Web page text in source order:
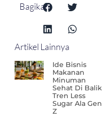
Bagikan:
Artikel Lainnya
Ide Bisnis
Makanan
Minuman
Sehat Di Balik
Tren Less
Sugar Ala Gen
Z